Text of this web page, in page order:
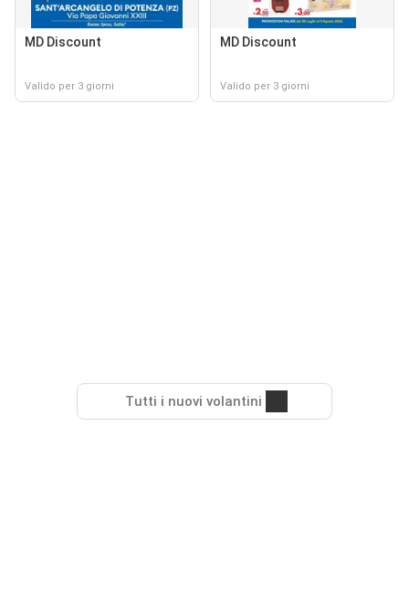
MD Discount
Valido per 3 giorni
MD Discount
Valido per 3 giorni
Tutti i nuovi volantini